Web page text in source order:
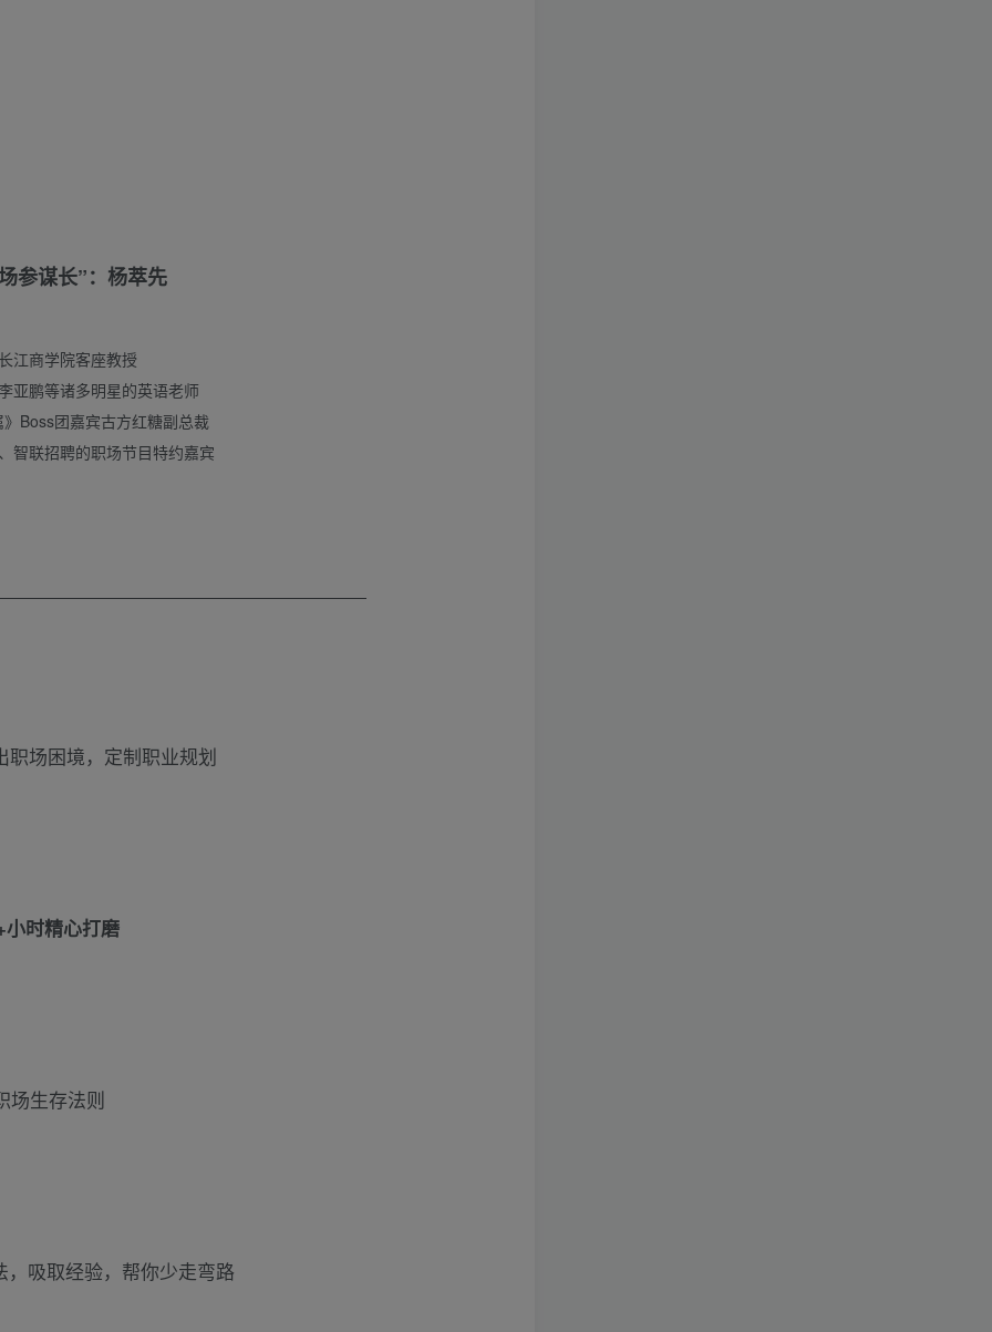
参谋长”：杨萃先
江商学院客座教授
亚鹏等诸多明星的英语老师
Boss团嘉宾古方红糖副总裁
智联招聘的职场节目特约嘉宾
职场困境，定制职业规划
小时精心打磨
场生存法则
，吸取经验，帮你少走弯路